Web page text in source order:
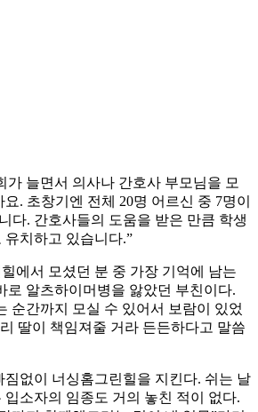
가 늘면서 의사나 간호사 부모님을 모
. 초창기엔 전체 20명 어르신 중 7명이
다. 간호사들의 도움을 받은 만큼 학생
치하고 있습니다.”
에서 모셨던 분 중 가장 기억에 남는
로 알츠하이머병을 앓았던 부친이다.
순간까지 모실 수 있어서 보람이 있었
딸이 책임져줄 거라 든든하다고 말씀
짐없이 너싱홈그린힐을 지킨다. 쉬는 날
입소자의 임종도 거의 놓친 적이 없다.